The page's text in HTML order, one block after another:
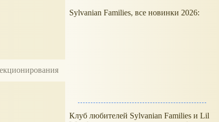
Sylvanian Families, все новинки 2026:
Клуб любителей Sylvanian Families и Lil